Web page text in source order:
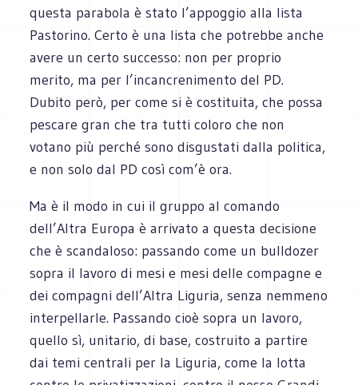
questa parabola è stato l’appoggio alla lista
Pastorino. Certo è una lista che potrebbe anche
avere un certo successo: non per proprio
merito, ma per l’incancrenimento del PD.
Dubito però, per come si è costituita, che possa
pescare gran che tra tutti coloro che non
votano più perché sono disgustati dalla politica,
e non solo dal PD così com’è ora.
Ma è il modo in cui il gruppo al comando
dell’Altra Europa è arrivato a questa decisione
che è scandaloso: passando come un bulldozer
sopra il lavoro di mesi e mesi delle compagne e
dei compagni dell’Altra Liguria, senza nemmeno
interpellarle. Passando cioè sopra un lavoro,
quello sì, unitario, di base, costruito a partire
dai temi centrali per la Liguria, come la lotta